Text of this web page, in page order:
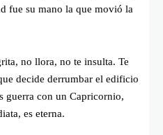
fue su mano la que movió la
no llora, no te insulta. Te
decide derrumbar el edificio
guerra con un Capricornio,
es eterna.